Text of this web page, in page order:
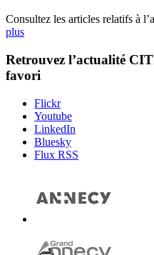
Consultez les articles relatifs à
plus
Retrouvez l’actualité
favori
Flickr
Youtube
LinkedIn
Bluesky
Flux RSS